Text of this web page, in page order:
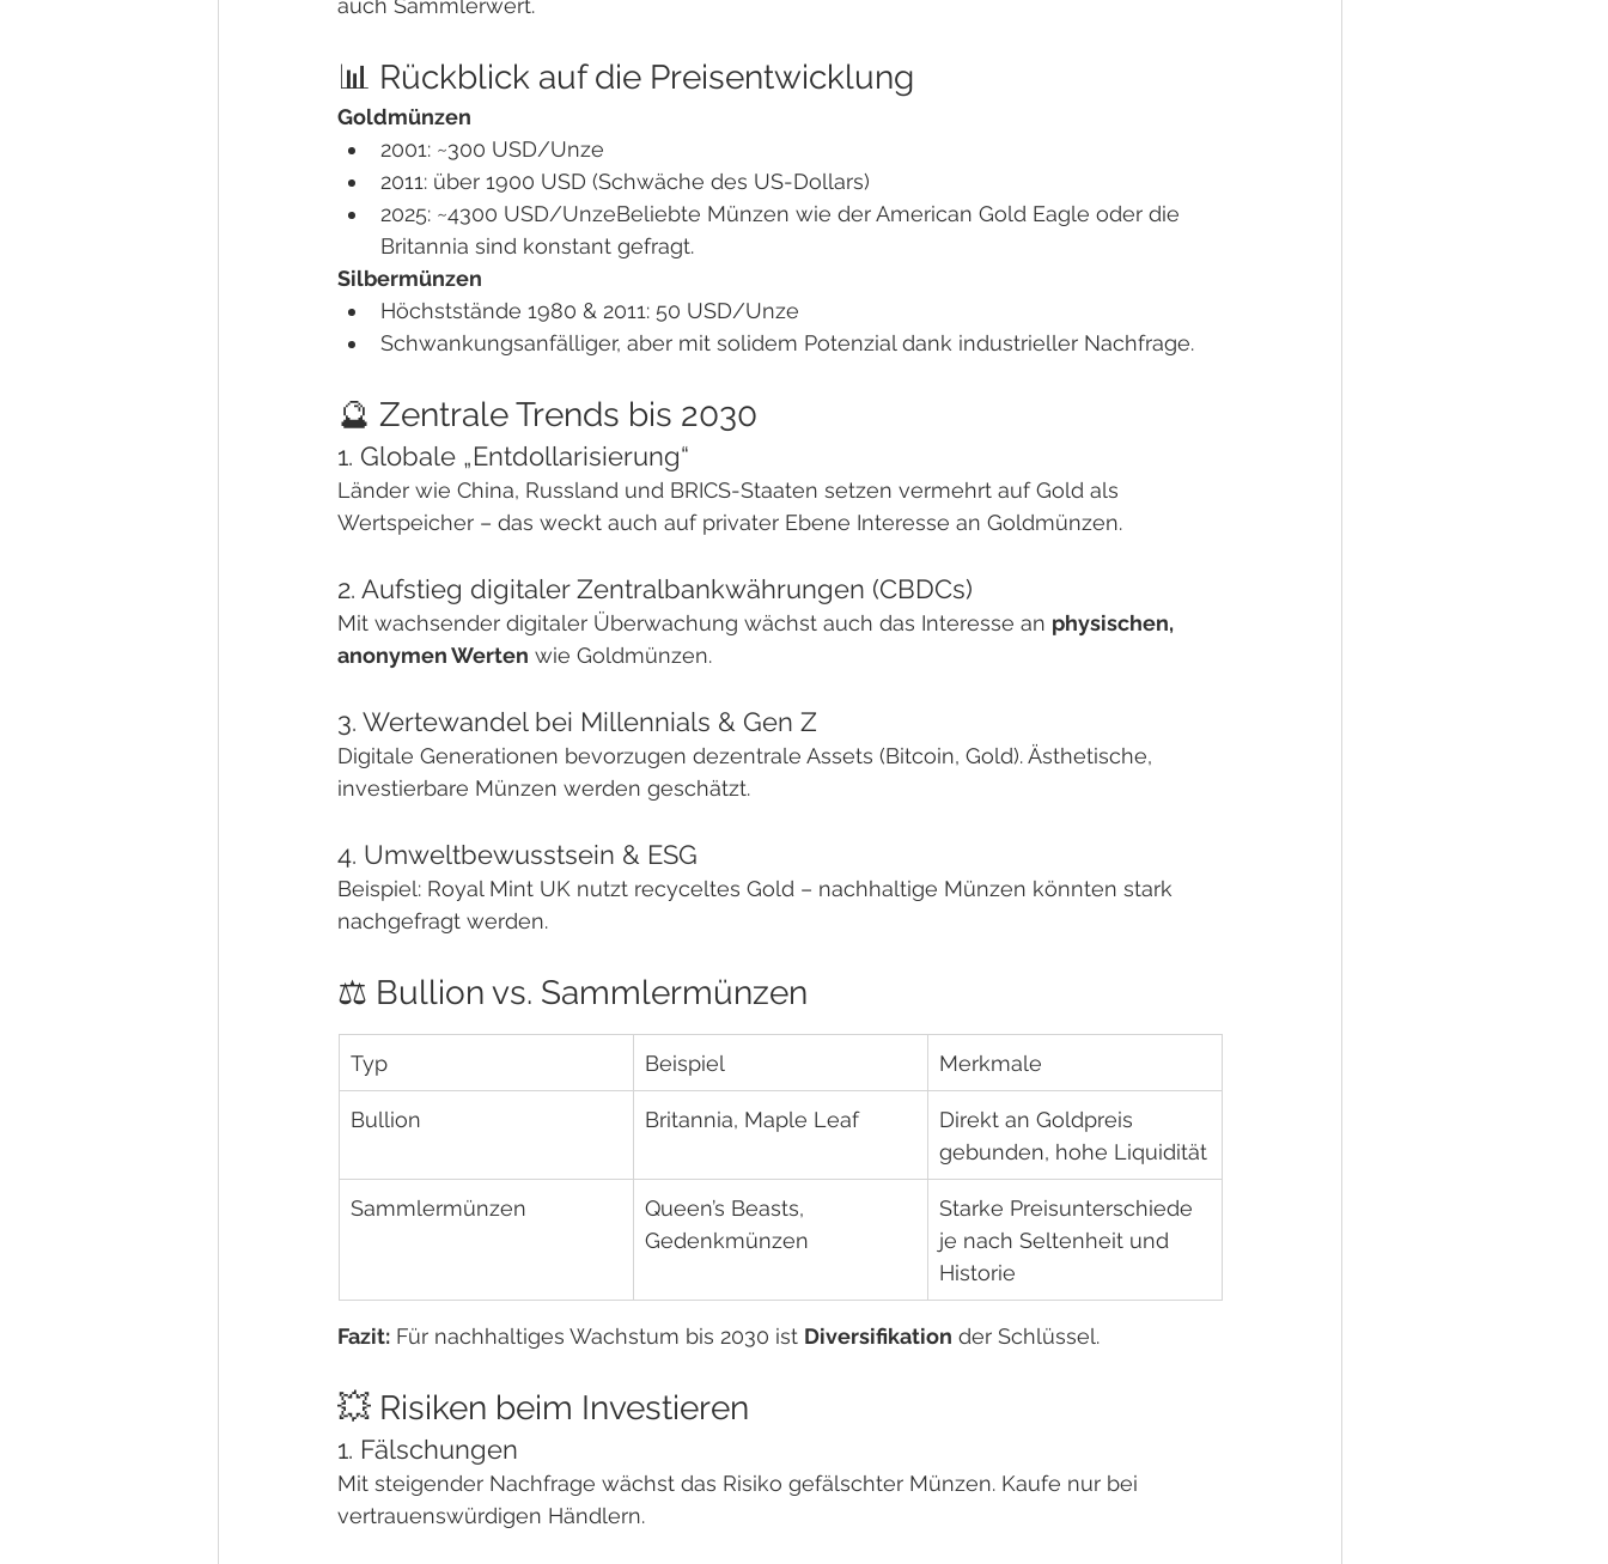
auch Sammlerwert.
📊 Rückblick auf die Preisentwicklung
Goldmünzen
2001: ~300 USD/Unze
2011: über 1900 USD (Schwäche des US-Dollars)
2025: ~4300 USD/UnzeBeliebte Münzen wie der American Gold Eagle oder die
Britannia sind konstant gefragt.
Silbermünzen
Höchststände 1980 & 2011: 50 USD/Unze
Schwankungsanfälliger, aber mit solidem Potenzial dank industrieller Nachfrage.
🔮 Zentrale Trends bis 2030
1. Globale „Entdollarisierung“
Länder wie China, Russland und BRICS-Staaten setzen vermehrt auf Gold als
Wertspeicher – das weckt auch auf privater Ebene Interesse an Goldmünzen.
2. Aufstieg digitaler Zentralbankwährungen (CBDCs)
Mit wachsender digitaler Überwachung wächst auch das Interesse an physischen,
anonymen Werten wie Goldmünzen.
3. Wertewandel bei Millennials & Gen Z
Digitale Generationen bevorzugen dezentrale Assets (Bitcoin, Gold). Ästhetische,
investierbare Münzen werden geschätzt.
4. Umweltbewusstsein & ESG
Beispiel: Royal Mint UK nutzt recyceltes Gold – nachhaltige Münzen könnten stark
nachgefragt werden.
⚖️ Bullion vs. Sammlermünzen
Typ Beispiel Merkmale
Bullion Britannia, Maple Leaf
Direkt an Goldpreis
gebunden, hohe Liquidität
Sammlermünzen
Queen’s Beasts,
Gedenkmünzen
Starke Preisunterschiede
je nach Seltenheit und
Historie
Fazit: Für nachhaltiges Wachstum bis 2030 ist Diversifikation der Schlüssel.
💥 Risiken beim Investieren
1. Fälschungen
Mit steigender Nachfrage wächst das Risiko gefälschter Münzen. Kaufe nur bei
vertrauenswürdigen Händlern.